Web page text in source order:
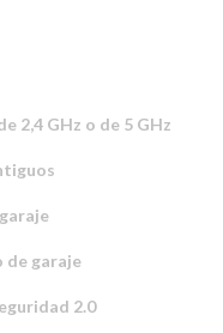
2,4 GHz o de 5 GHz
de garaje
2.0